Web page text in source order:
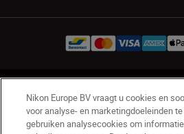
BE(nl) Nikon Sites
Contact opnemen
Gebruiksvoorwaarden
Nikon Europe BV vraagt u cookies en
voor analyse- en marketingdoeleinden
gebruiken analysecookies om